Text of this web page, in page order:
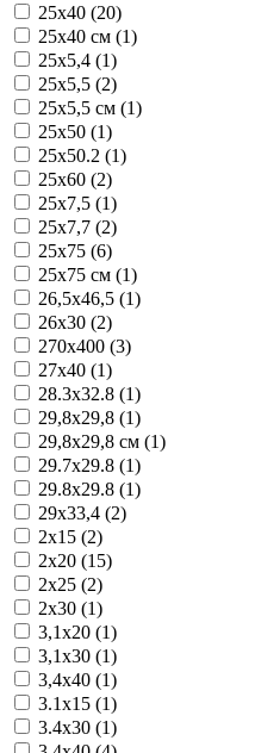
25x40 (20)
25x40 см (1)
25x5,4 (1)
25x5,5 (2)
25x5,5 см (1)
25x50 (1)
25x50.2 (1)
25x60 (2)
25x7,5 (1)
25x7,7 (2)
25x75 (6)
25x75 см (1)
26,5x46,5 (1)
26x30 (2)
270x400 (3)
27x40 (1)
28.3x32.8 (1)
29,8x29,8 (1)
29,8x29,8 см (1)
29.7x29.8 (1)
29.8x29.8 (1)
29x33,4 (2)
2x15 (2)
2x20 (15)
2x25 (2)
2x30 (1)
3,1x20 (1)
3,1x30 (1)
3,4x40 (1)
3.1x15 (1)
3.4x30 (1)